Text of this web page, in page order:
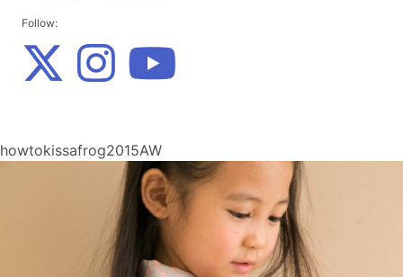
Follow:
howtokissafrog2015AW